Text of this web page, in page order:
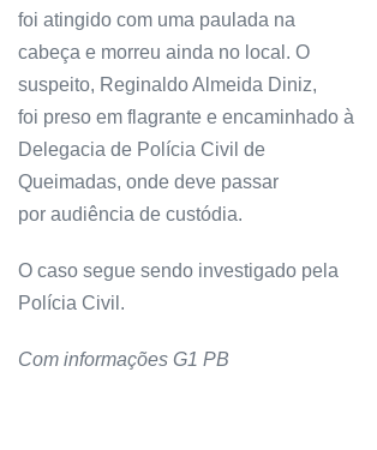
foi atingido com uma paulada na
cabeça e morreu ainda no local. O
suspeito, Reginaldo Almeida Diniz,
foi preso em flagrante e encaminhado à
Delegacia de Polícia Civil de
Queimadas, onde deve passar
por audiência de custódia.
O caso segue sendo investigado pela
Polícia Civil.
Com informações G1 PB